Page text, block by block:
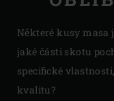
Některé kusy masa
jaké části skotu
specifické
kvalitu?